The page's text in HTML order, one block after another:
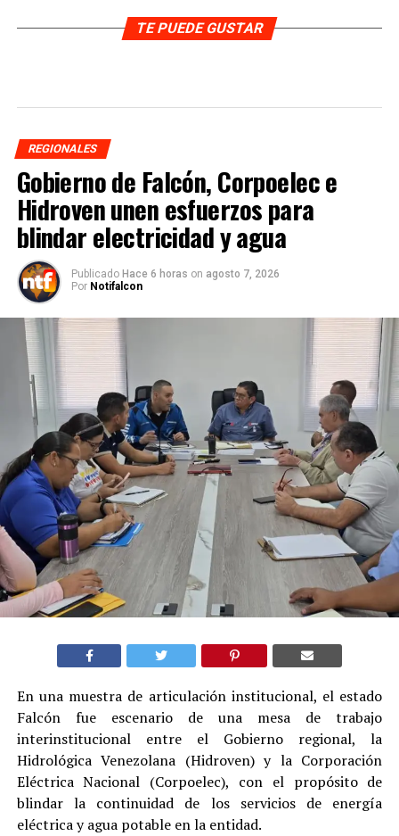
TE PUEDE GUSTAR
REGIONALES
Gobierno de Falcón, Corpoelec e
Hidroven unen esfuerzos para
blindar electricidad y agua
Publicado Hace 6 horas on agosto 7, 2026
Por Notifalcon
En una muestra de articulación institucional, el estado
Falcón fue escenario de una mesa de trabajo
interinstitucional entre el Gobierno regional, la
Hidrológica Venezolana (Hidroven) y la Corporación
Eléctrica Nacional (Corpoelec), con el propósito de
blindar la continuidad de los servicios de energía
eléctrica y agua potable en la entidad.